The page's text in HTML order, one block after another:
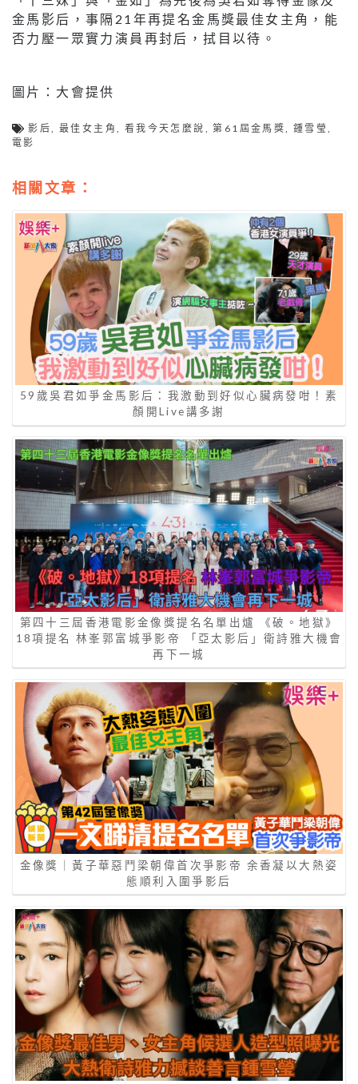
金馬影后，事隔21年再提名金馬獎最佳女主角，能
否力壓一眾實力演員再封后，拭目以待。
圖片：大會提供
影后,最佳女主角, 看我今天怎麼說 ,第61屆金馬獎,鍾雪瑩,
電影
相關文章：
59歲吳君如爭金馬影后：我激動到好似心臟病發咁！素
顏開Live講多謝
第四十三屆香港電影金像獎提名名單出爐 《破。地獄》
18項提名 林峯郭富城爭影帝 「亞太影后」衛詩雅大機會
再下一城
金像獎｜黃子華惡鬥梁朝偉首次爭影帝 余香凝以大熱姿
態順利入圍爭影后